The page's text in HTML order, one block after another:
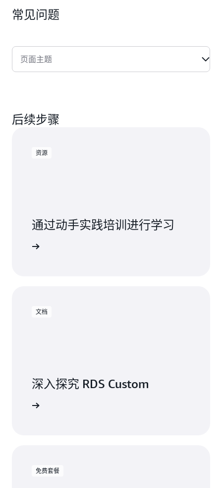
常见问题
页面主题
后续步骤
资源
通过动手实践培训进行学习
文档
深入探究 RDS Custom
免费套餐